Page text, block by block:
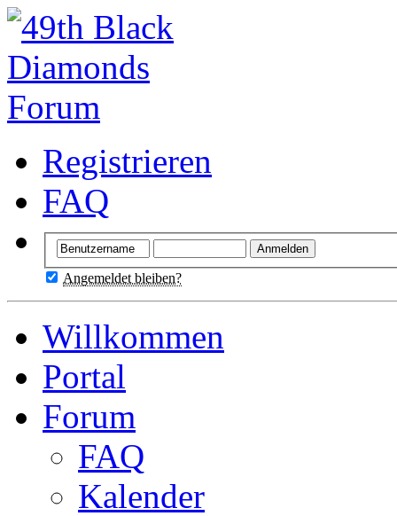
Registrieren
FAQ
Angemeldet bleiben?
Willkommen
Portal
Forum
FAQ
Kalender